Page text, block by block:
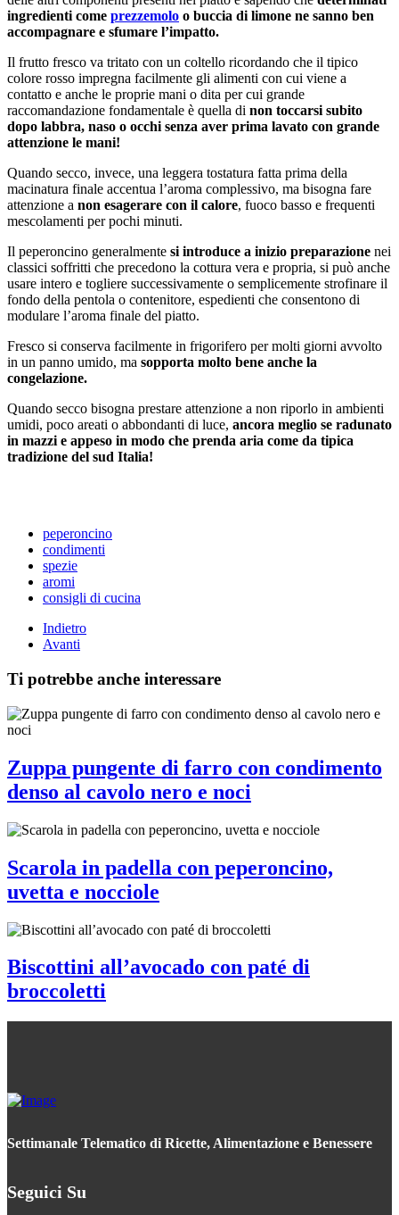
ingredienti come prezzemolo o buccia di limone ne sanno ben
accompagnare e sfumare l’impatto.
Il frutto fresco va tritato con un coltello ricordando che il tipico
colore rosso impregna facilmente gli alimenti con cui viene a
contatto e anche le proprie mani o dita per cui grande
raccomandazione fondamentale è quella di non toccarsi subito
dopo labbra, naso o occhi senza aver prima lavato con grande
attenzione le mani!
Quando secco, invece, una leggera tostatura fatta prima della
macinatura finale accentua l’aroma complessivo, ma bisogna fare
attenzione a non esagerare con il calore, fuoco basso e frequenti
mescolamenti per pochi minuti.
Il peperoncino generalmente si introduce a inizio preparazione nei
classici soffritti che precedono la cottura vera e propria, si può anche
usare intero e togliere successivamente o semplicemente strofinare il
fondo della pentola o contenitore, espedienti che consentono di
modulare l’aroma finale del piatto.
Fresco si conserva facilmente in frigorifero per molti giorni avvolto
in un panno umido, ma sopporta molto bene anche la
congelazione.
Quando secco bisogna prestare attenzione a non riporlo in ambienti
umidi, poco areati o abbondanti di luce, ancora meglio se radunato
in mazzi e appeso in modo che prenda aria come da tipica
tradizione del sud Italia!
peperoncino
condimenti
spezie
aromi
consigli di cucina
Indietro
Avanti
Ti potrebbe anche interessare
Zuppa pungente di farro con condimento
denso al cavolo nero e noci
Scarola in padella con peperoncino,
uvetta e nocciole
Biscottini all’avocado con paté di
broccoletti
Settimanale Telematico di Ricette, Alimentazione e Benessere
Seguici Su